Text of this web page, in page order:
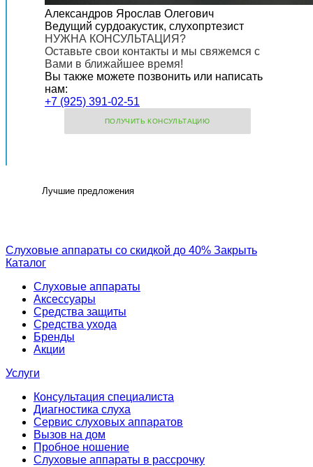
Александров Ярослав Олегович
Ведущий сурдоакустик, слухопртезист
НУЖНА КОНСУЛЬТАЦИЯ?
Оставьте свои контакты и мы свяжемся с
Вами в ближайшее время!
Вы также можете позвонить или написать
нам:
+7 (925) 391-02-51
ПОЛУЧИТЬ КОНСУЛЬТАЦИЮ
Лучшие предложения
Слуховые аппараты со скидкой до 40% Закрыть
Каталог
Слуховые аппараты
Аксессуары
Средства защиты
Средства ухода
Бренды
Акции
Услуги
Консультация специалиста
Диагностика слуха
Сервис слуховых аппаратов
Вызов на дом
Пробное ношение
Слуховые аппараты в рассрочку